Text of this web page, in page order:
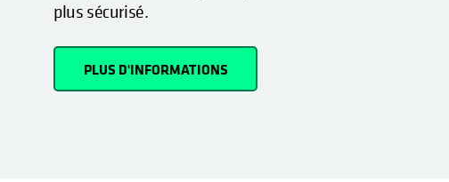
plus sécurisé.
PLUS D'INFORMATIONS